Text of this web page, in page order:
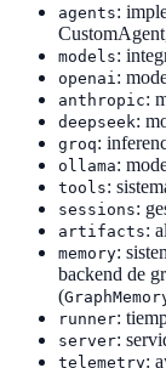
agents:
models:
openai:
anthropic:
deepseek:
groq:
ollama:
tools:
sessions:
artifacts:
memory:
backend de
(
runner:
server:
telemetry: